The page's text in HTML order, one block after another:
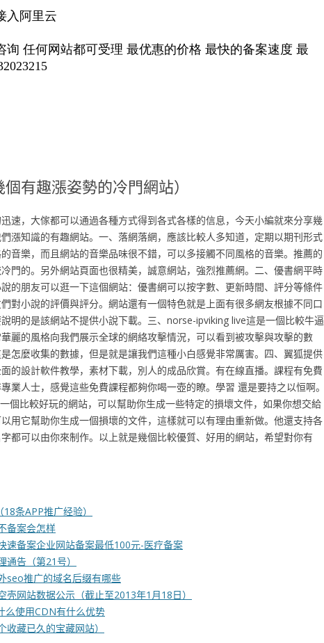
有趣漲姿勢的冷門網站）
速，大傢都可以通過各種方式得到各式各樣的信息，今天小編就來分享幾
漲知識的有趣網站。一、落網落網，應該比較人多知道，定期以期刊形式
音樂，而且網站的音樂品味很不錯，可以多接觸不同風格的音樂。推薦的
門的。另外網站頁面也很精美，誠意網站，強烈推薦網。二、優書網平時
的朋友可以逛一下這個網站：優書網可以按字數、更新時間、評分等條件
對小說的評價與評分。網站還有一個特色就是上面有很多網友根據不同口
明的是該網站不提供小說下載。三、norse-ipviking live這是一個比較牛逼
麗的風格向我們展示全球的網絡攻擊情況，可以看到被攻擊與攻擊的數
怎麼收集的數據，但是就是讓我們這種小白感覺非常厲害。四、翼狐提供
的設計軟件教學，素材下載，別人的成品欣賞。有在線直播。課程有免費
業人士，感覺這些免費課程都夠你喝一壺的瞭。學習 還是要持之以恒啊。
個比較好玩的網站，可以幫助你生成一些特定的損壞文件，如果你想交給
用它幫助你生成一個損壞的文件，這樣就可以有理由重新做。他還支持各
都可以由你來制作。以上就是幾個比較優質、好用的網站，希望對你有
条APP推广经验）
备案会怎样
速备案企业网站备案最低100元-医疗备案
通告（第21号）
seo推广的域名后缀有哪些
壳网站数据公示（截止至2013年1月18日）
么使用CDN有什么优势
藏已久的宝藏网站）